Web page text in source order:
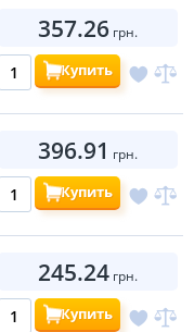
357.26 грн.
Купить
396.91 грн.
Купить
245.24 грн.
Купить